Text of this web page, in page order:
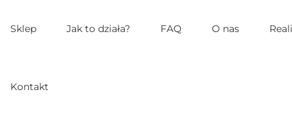
menuSklep Jak to działa? FAQ O nas
Kontakt